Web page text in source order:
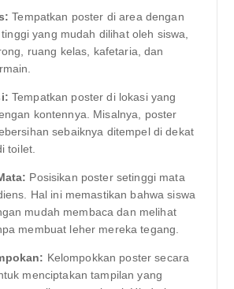
Tempatkan poster di area dengan
yang mudah dilihat oleh siswa,
ruang kelas, kafetaria, dan
Tempatkan poster di lokasi yang
kontennya. Misalnya, poster
sebaiknya ditempel di dekat
toilet.
Posisikan poster setinggi mata
Hal ini memastikan bahwa siswa
mudah membaca dan melihat
membuat leher mereka tegang.
Kelompokkan poster secara
menciptakan tampilan yang